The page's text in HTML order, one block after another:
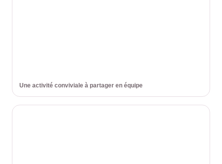
Une activité conviviale à partager en équipe